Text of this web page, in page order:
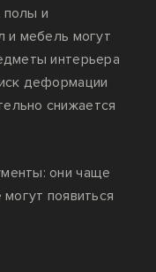
полы и
и мебель могут
интерьера
деформации
снижается
они чаще
появиться